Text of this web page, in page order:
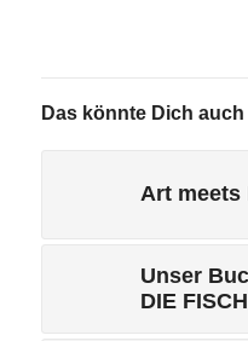
Das könnte Dich
Art meets
Unser
DIE